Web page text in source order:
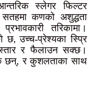
स्लेगर फिल्टर
सतहमा कणको अशुद्धता
तरिकामा।
उच्च-प्रेश्यका स्प्रि
र फैलाउन सक्छ।
छन्, र कुशलताका साथ